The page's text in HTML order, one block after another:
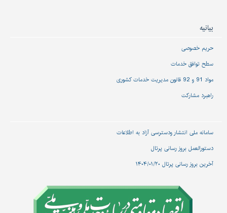
بیانیه
حریم خصوصی
سطح توافق خدمات
مواد 91 و 92 قانون مدیریت خدمات کشوری
راهبرد مشارکت
سامانه ملی انتشار و‌دسترسی آزاد به اطلاعات
دستورالعمل بروز رسانی پرتال
آخرین بروز رسانی پرتال ۱۴۰۴/۰۱/۲۰